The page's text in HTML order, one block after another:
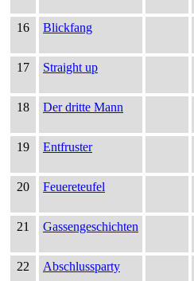
16
Blickfang
17 Straight up
18 Der dritte Mann
19 Entfruster
20 Feuereteufel
21 Gassengeschichten
22 Abschlussparty